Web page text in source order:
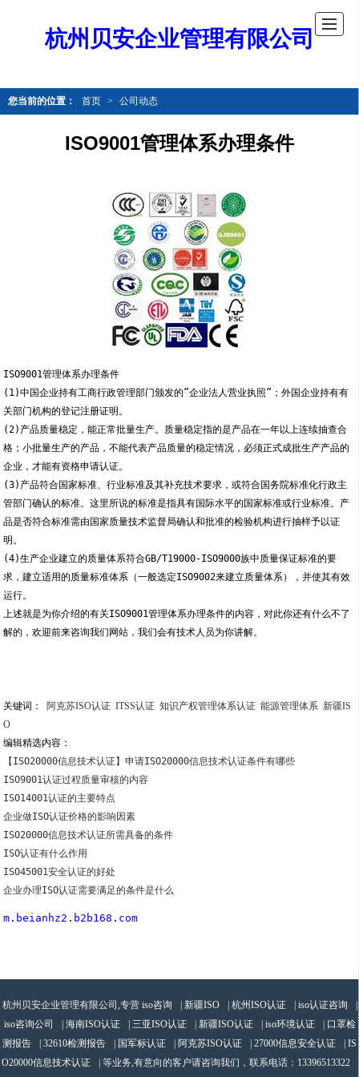
杭州贝安企业管理有限公司
您当前的位置： 首页 > 公司动态
ISO9001管理体系办理条件
ISO9001管理体系办理条件
(1)中国企业持有工商行政管理部门颁发的”企业法人营业执照”；外国企业持有有
关部门机构的登记注册证明。
(2)产品质量稳定，能正常批量生产。质量稳定指的是产品在一年以上连续抽查合
格；小批量生产的产品，不能代表产品质量的稳定情况，必须正式成批生产产品的
企业，才能有资格申请认证。
(3)产品符合国家标准、行业标准及其补充技术要求，或符合国务院标准化行政主
管部门确认的标准。这里所说的标准是指具有国际水平的国家标准或行业标准。产
品是否符合标准需由国家质量技术监督局确认和批准的检验机构进行抽样予以证
明。
(4)生产企业建立的质量体系符合GB/T19000-ISO9000族中质量保证标准的要
求，建立适用的质量标准体系（一般选定ISO9002来建立质量体系），并使其有效
运行。
上述就是为你介绍的有关ISO9001管理体系办理条件的内容，对此你还有什么不了
解的，欢迎前来咨询我们网站，我们会有技术人员为你讲解。
关键词： 阿克苏ISO认证 ITSS认证 知识产权管理体系认证 能源管理体系 新疆IS
O
编辑精选内容：
【ISO20000信息技术认证】申请ISO20000信息技术认证条件有哪些
ISO9001认证过程质量审核的内容
ISO14001认证的主要特点
企业做ISO认证价格的影响因素
ISO20000信息技术认证所需具备的条件
ISO认证有什么作用
ISO45001安全认证的好处
企业办理ISO认证需要满足的条件是什么
m.beianhz2.b2b168.com
杭州贝安企业管理有限公司,专营 iso咨询 新疆ISO 杭州ISO认证 iso认证咨询
iso咨询公司
海南ISO认证 三亚ISO认证 新疆ISO认证 iso环境认证
口罩检
测报告
32610检测报告 国军标认证 阿克苏ISO认证 27000信息安全认证
IS
O20000信息技术认证
| 等业务,有意向的客户请咨询我们，联系电话： 13396513322